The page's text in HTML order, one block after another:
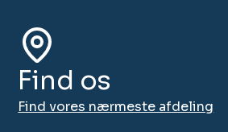
Find os
Find vores nærmeste afdeling